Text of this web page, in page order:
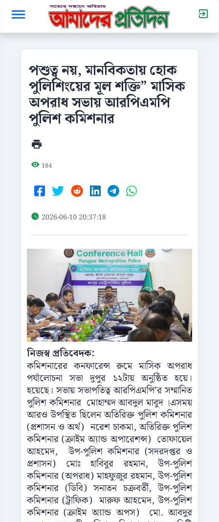
পশুত্ব নয়, মানবিকতায় হোক
পুলিশিংয়ের মূল শক্তি” মাসিক
অপরাধ সভায় আরপিএমপি
পুলিশ কমিশনার
184
2026-06-10 20:37:18
নিজস্ব প্রতিবেদক:
কমিশনারের কনফারেন্স রুমে মাসিক অপরাধ
পর্যালোচনা সভা দুপুর ১২টায় অনুষ্ঠিত হয়ে।
হয়েছে। সভায় সভাপতিত্ব আরপিএমপি’র সম্মানিত
পুলিশ কমিশনার মোহাম্মদ আবদুল মাবুদ ।এসময়
আরও উপস্থিত ছিলেন অতিরিক্ত পুলিশ কমিশনার
(প্রশাসন ও অর্থ) নরেশ চাকমা, অতিরিক্ত পুলিশ
কমিশনার (ক্রাইম অ্যান্ড অপারেশন্স) তোফায়েল
আহমেদ, উপ-পুলিশ কমিশনার (সদরদপ্তর ও
প্রশাসন) মোঃ হাবিবুর রহমান, উপ-পুলিশ
কমিশনার (অপরাধ) মাহফুজুর রহমান, উপ-পুলিশ
কমিশনার (ডিবি) সনাতন চক্রবর্তী, উপ-পুলিশ
কমিশনার (ট্রাফিক) মারুফ আহমেদ, উপ-পুলিশ
কমিশনার (ক্রাইম অ্যান্ড অপস) মো. আবদুর